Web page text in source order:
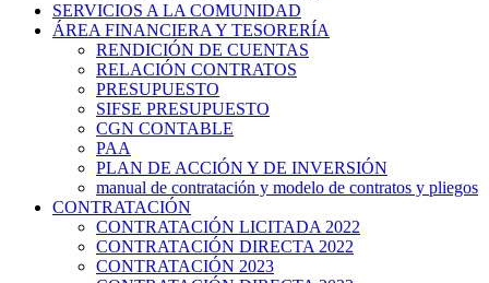
SERVICIOS A LA COMUNIDAD
ÁREA FINANCIERA Y TESORERÍA
RENDICIÓN DE CUENTAS
RELACIÓN CONTRATOS
PRESUPUESTO
SIFSE PRESUPUESTO
CGN CONTABLE
PAA
PLAN DE ACCIÓN Y DE INVERSIÓN
manual de contratación y modelo de contratos y pliegos
CONTRATACIÓN
CONTRATACIÓN LICITADA 2022
CONTRATACIÓN DIRECTA 2022
CONTRATACIÓN 2023